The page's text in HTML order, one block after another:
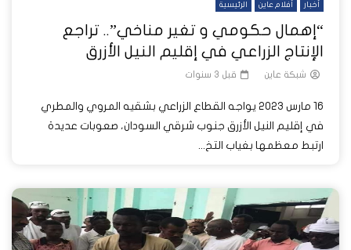
أخبار أفلام عاين الرئيسية
“إهمال حكومي و تغير مناخي”.. تراجع
الإنتاج الزراعي في إقليم النيل الأزرق
شبكة عاين قبل 3 سنوات
16 مارس 2023 يواجه القطاع الزراعي بشقيه المروي والمطري
في إقليم النيل الأزرق جنوب شرقي السودان، صعوبات عديدة
ارتبط معظمها بغياب التخ...